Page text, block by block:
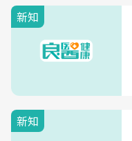
新知
新知